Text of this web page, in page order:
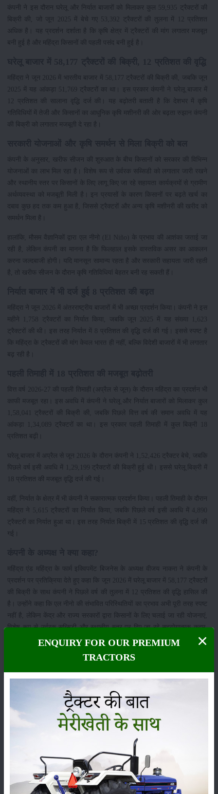
कंपनी ने इस दौरान घरेलू और निर्यात बाजारों को मिलाकर कुल 59,935 ट्रैक्टरों की
बिक्री की, जो जून 2025 में बेचे गए 53,392 ट्रैक्टरों की तुलना में 12 प्रतिशत
अधिक है। यह प्रदर्शन दर्शाता है कि कृषि क्षेत्र में ट्रैक्टरों की मांग लगातार मजबूत
बनी हुई है और महिंद्रा किसानों की पहली पसंद बनी हुई है।
महिंद्रा ने जून 2026 में भारतीय बाजार में 58,177 ट्रैक्टरों की बिक्री की, जबकि जून
2025 में यह आंकड़ा 51,769 ट्रैक्टरों का था। इस प्रकार कंपनी ने घरेलू बाजार में
12 प्रतिशत की सालाना वृद्धि दर्ज की। यह बढ़ोतरी बताती है कि देशभर में कृषि
गतिविधियों में तेजी और किसानों का आधुनिक कृषि मशीनरी की ओर बढ़ता रुझान कंपनी
की बिक्री को लगातार मजबूती दे रहा है।
कंपनी के अनुसार, खरीफ सीजन की शुरुआत के बीच किसानों को सरकार की विभिन्न
योजनाओं का लाभ मिल रहा है। विशेष रूप से उर्वरक सब्सिडी को लगातार जारी रखने
और स्थानीय स्तर पर किसानों के लिए लागू किए जा रहे सहायता कार्यक्रमों से ग्रामीण
अर्थव्यवस्था को मजबूती मिली है। इन प्रयासों के कारण किसानों पर बढ़ते खर्च का
दबाव कुछ हद तक कम हुआ है, जिससे ट्रैक्टरों और अन्य कृषि मशीनरी की खरीद को
समर्थन मिला है।
हालांकि, मौसम वैज्ञानिकों द्वारा एल नीनो (El Niño) के प्रभाव की आशंका जताई जा
रही है, लेकिन कंपनी का मानना है कि फिलहाल इसके वास्तविक असर का आकलन
करना जल्दबाजी होगी। यदि मानसून सामान्य रहता है और सरकारी सहायता जारी रहती
है, तो खरीफ सीजन के दौरान कृषि गतिविधियां बेहतर बनी रह सकती हैं।
महिंद्रा ने जून 2026 में अंतरराष्ट्रीय बाजारों में भी अच्छा प्रदर्शन किया। कंपनी ने इस
महीने 1,758 ट्रैक्टरों का निर्यात किया, जबकि जून 2025 में यह संख्या 1,623
ट्रैक्टरों की थी। इस तरह निर्यात में 8 प्रतिशत की वृद्धि दर्ज की गई। इससे स्पष्ट है
कि महिंद्रा के ट्रैक्टरों की मांग केवल भारत ही नहीं, बल्कि विदेशी बाजारों में भी लगातार
बढ़ रही है।
वित्त वर्ष 2026-27 की पहली तिमाही (अप्रैल से जून) के दौरान महिंद्रा का प्रदर्शन भी
काफी मजबूत रहा। इस अवधि में कंपनी ने घरेलू और निर्यात बाजारों को मिलाकर कुल
1,58,041 ट्रैक्टरों की बिक्री की, जबकि पिछले वित्त वर्ष की समान अवधि में यह
आंकड़ा 1,34,089 ट्रैक्टरों का था। इस प्रकार पहली तिमाही में कुल बिक्री 18
प्रतिशत बढ़ी।
घरेलू बाजार में अप्रैल से जून 2026 के दौरान कंपनी ने 1,52,426 ट्रैक्टर बेचे, जबकि
पिछले वर्ष इसी अवधि में 1,29,199 ट्रैक्टरों की बिक्री हुई थी। इससे घरेलू बिक्री में
18 प्रतिशत की मजबूत वृद्धि दर्ज की गई।
वहीं, निर्यात के क्षेत्र में भी कंपनी ने सकारात्मक प्रदर्शन किया। पहली तिमाही के दौरान
महिंद्रा ने 5,615 ट्रैक्टरों का निर्यात किया, जबकि पिछले वर्ष इसी अवधि में 4,890
ट्रैक्टरों का निर्यात हुआ था। इस तरह निर्यात बिक्री में 15 प्रतिशत की वृद्धि दर्ज की
गई।
महिंद्रा एंड महिंद्रा के फार्म इक्विपमेंट बिजनेस के अध्यक्ष वीजय नाकरा ने कंपनी के
प्रदर्शन पर प्रतिक्रिया देते हुए कहा कि जून 2026 में घरेलू बाजार में 58,177 ट्रैक्टरों
की बिक्री के साथ कंपनी ने पिछले वर्ष की तुलना में 12 प्रतिशत की वृद्धि हासिल की
है। उन्होंने कहा कि एल नीनो की संभावित परिस्थितियों का प्रभाव अभी पूरी तरह स्पष्ट
नहीं है, लेकिन केंद्र और राज्य सरकारों द्वारा किसानों के लिए चलाई जा रही योजनाएं,
विशेष रूप से उर्वरक सब्सिडी और स्थानीय स्तर पर दिए जा रहे सहयोगात्मक कदम,
खरीफ सीजन के दौरान किसानों पर पड़ने वाले संभावित प्रभाव को काफी हद तक कम
ट्रैक्टरों की बिक्री दर्ज की है, जो पिछले वर्ष की तुलना में 8 प्रतिशत अधिक है।
महिंद्रा ग्रुप के बारे में
महिंद्रा ग्रुप की स्थापना वर्ष 1945 में हुई थी और आज यह दुनिया के सबसे बड़े और
प्रतिष्ठित बहुराष्ट्रीय औद्योगिक समूहों में शामिल है। कंपनी के 100 से अधिक देशों में
लगभग 3.24 लाख कर्मचारी कार्यरत हैं। महिंद्रा भारत में फार्म इक्विपमेंट, यूटिलिटी
व्हीकल, सूचना प्रौद्योगिकी (आईटी) और वित्तीय सेवाओं जैसे क्षेत्रों में अग्रणी स्थान
रखती है। ट्रैक्टर उत्पादन के मामले में कंपनी दुनिया की सबसे बड़ी ट्रैक्टर निर्माता
मानी जाती है।
इसके अलावा महिंद्रा की मजबूत मौजूदगी नवीकरणीय ऊर्जा, कृषि, लॉजिस्टिक्स,
हॉस्पिटैलिटी और रियल एस्टेट जैसे कई क्षेत्रों में भी है। कंपनी पर्यावरण, सामाजिक
ENQUIRY FOR OUR PREMIUM
TRACTORS